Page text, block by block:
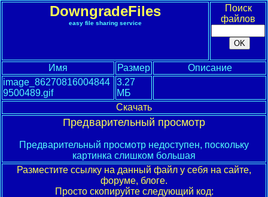
DowngradeFiles
easy file sharing service
Поиск
файлов
Имя Размер
Описание
image_86270816004844
9500489.gif
3.27
МБ
Скачать
Предварительный просмотр
Предварительный просмотр недоступен, поскольку
картинка слишком большая
Разместите ссылку на данный файл у себя на сайте,
форуме, блоге.
Просто скопируйте следующий код: